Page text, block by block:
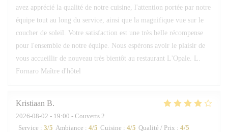
avez apprécié la qualité de notre cuisine, l'attention portée par notre
équipe tout au long du service, ainsi que la magnifique vue sur le
coucher de soleil. Votre satisfaction est une très belle récompense
pour l'ensemble de notre équipe. Nous espérons avoir le plaisir de
vous accueillir de nouveau très bientôt au restaurant L'Opale. L.
Fornaro Maître d'hôtel
Kristiaan B
2026-08-02 - 19:00 - Couverts 2
Service : 3/5 Ambiance : 4/5 Cuisine : 4/5 Qualité / Prix : 4/5